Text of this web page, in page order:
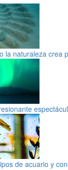
la naturaleza crea
de acuario y